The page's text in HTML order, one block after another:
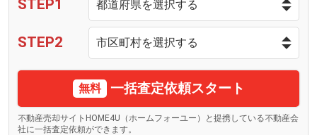
STEP1
STEP2
無料 一括査定依頼スタート
不動産売却サイトHOME4U（ホームフォーユー）と提携している不動産会
社に一括査定依頼ができます。